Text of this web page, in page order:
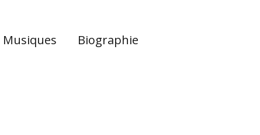
Musiques Biographie